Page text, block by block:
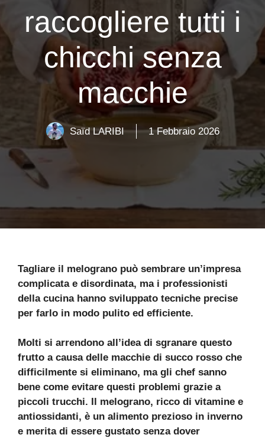
raccogliere tutti i
chicchi senza
macchie
Saïd LARIBI 1 Febbraio 2026
Tagliare il melograno può sembrare un’impresa
complicata e disordinata, ma i professionisti
della cucina hanno sviluppato tecniche precise
per farlo in modo pulito ed efficiente.
Molti si arrendono all’idea di sgranare questo
frutto a causa delle macchie di succo rosso che
difficilmente si eliminano, ma gli chef sanno
bene come evitare questi problemi grazie a
piccoli trucchi. Il melograno, ricco di vitamine e
antiossidanti, è un alimento prezioso in inverno
e merita di essere gustato senza dover